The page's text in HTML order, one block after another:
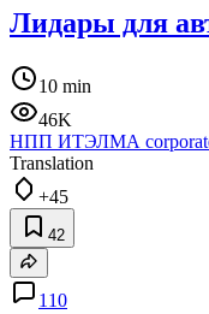
Лидары для
10 min
46K
НПП ИТЭЛМА
Translation
+45
42
110